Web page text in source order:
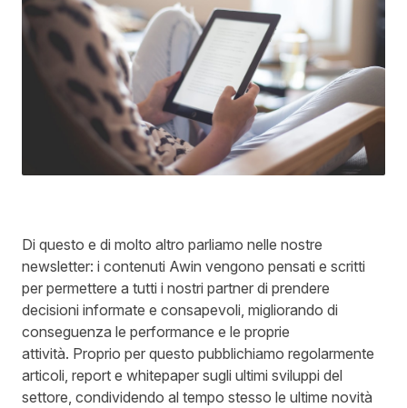
Di questo e di molto altro parliamo nelle nostre
newsletter: i contenuti Awin vengono pensati e scritti
per permettere a tutti i nostri partner di prendere
decisioni informate e consapevoli, migliorando di
conseguenza le performance e le proprie
attività. Proprio per questo pubblichiamo regolarmente
articoli, report e whitepaper sugli ultimi sviluppi del
settore, condividendo al tempo stesso le ultime novità